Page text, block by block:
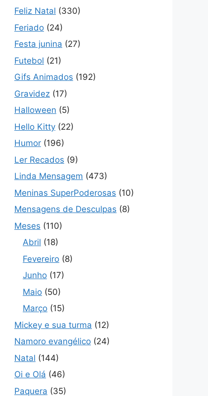
Feliz Natal (330)
Feriado (24)
Festa junina (27)
Futebol (21)
Gifs Animados (192)
Gravidez (17)
Halloween (5)
Hello Kitty (22)
Humor (196)
Ler Recados (9)
Linda Mensagem (473)
Meninas SuperPoderosas (10)
Mensagens de Desculpas (8)
Meses (110)
Abril (18)
Fevereiro (8)
Junho (17)
Maio (50)
Março (15)
Mickey e sua turma (12)
Namoro evangélico (24)
Natal (144)
Oi e Olá (46)
Paquera (35)